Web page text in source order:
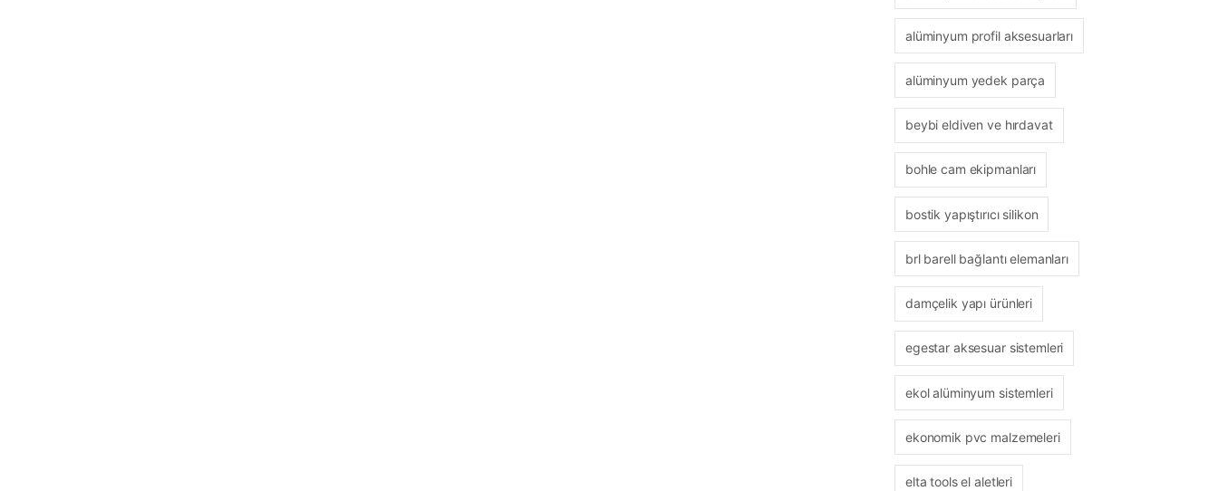
alüminyum profil aksesuarları
alüminyum yedek parça
beybi eldiven ve hırdavat
bohle cam ekipmanları
bostik yapıştırıcı silikon
brl barell bağlantı elemanları
damçelik yapı ürünleri
egestar aksesuar sistemleri
ekol alüminyum sistemleri
ekonomik pvc malzemeleri
elta tools el aletleri